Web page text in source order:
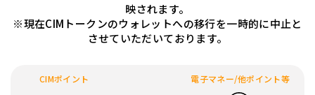
映されます。
※現在CIMトークンのウォレットへの移行を一時的に中止と
させていただいております。
CIMポイント 電子マネー/他ポイント等